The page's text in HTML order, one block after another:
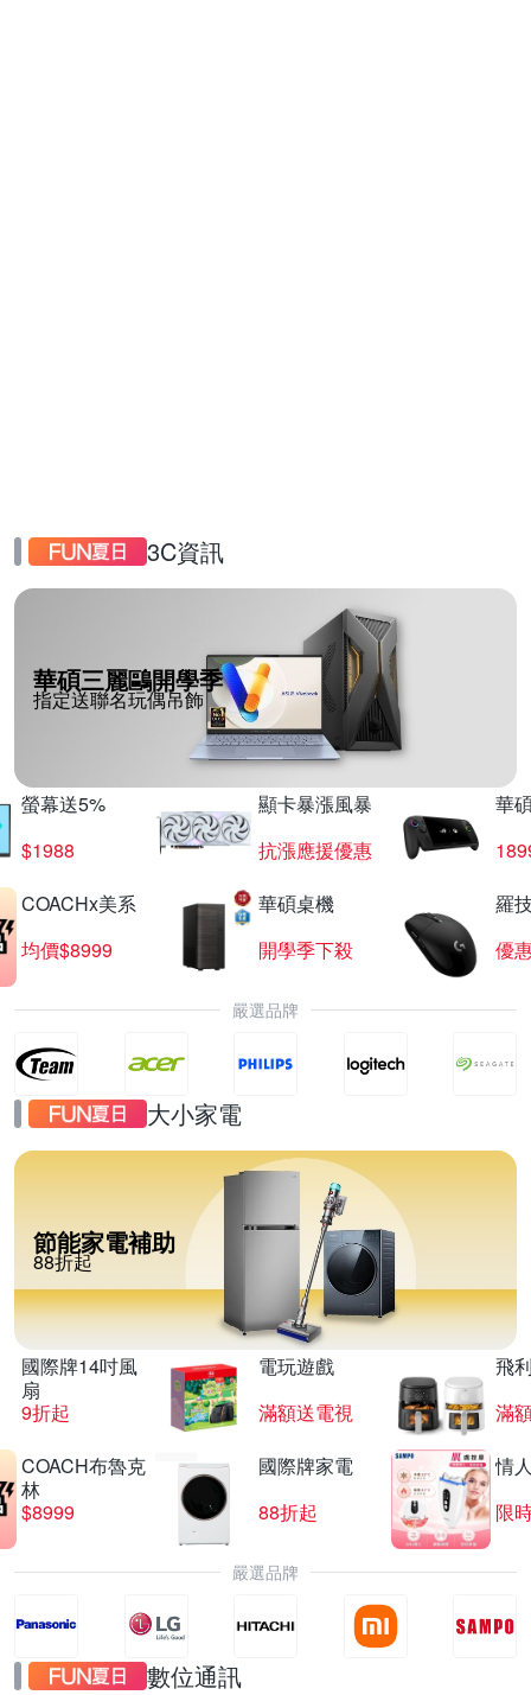
3C資訊
華碩三麗鷗開學季
指定送聯名玩偶吊飾
螢幕送5%
$1988
顯卡暴漲風暴
抗漲應援優惠
華
COACHx美系
均價$8999
華碩桌機
開學季下殺
羅
優
嚴選品牌
大小家電
節能家電補助
88折起
國際牌14吋風
扇
9折起
電玩遊戲
滿額送電視
飛
滿
COACH布魯克
林
$8999
國際牌家電
88折起
情
限
嚴選品牌
數位通訊